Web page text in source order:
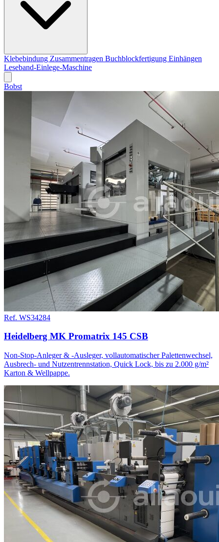
Klebebindung Zusammentragen Buchblockfertigung Einhängen
Leseband-Einlege-Maschine
Bobst
Ref. WS34284
Heidelberg MK Promatrix 145 CSB
Non-Stop-Anleger & -Ausleger, vollautomatischer Palettenwechsel,
Ausbrech- und Nutzentrennstation, Quick Lock, bis zu 2.000 g/m²
Karton & Wellpappe.